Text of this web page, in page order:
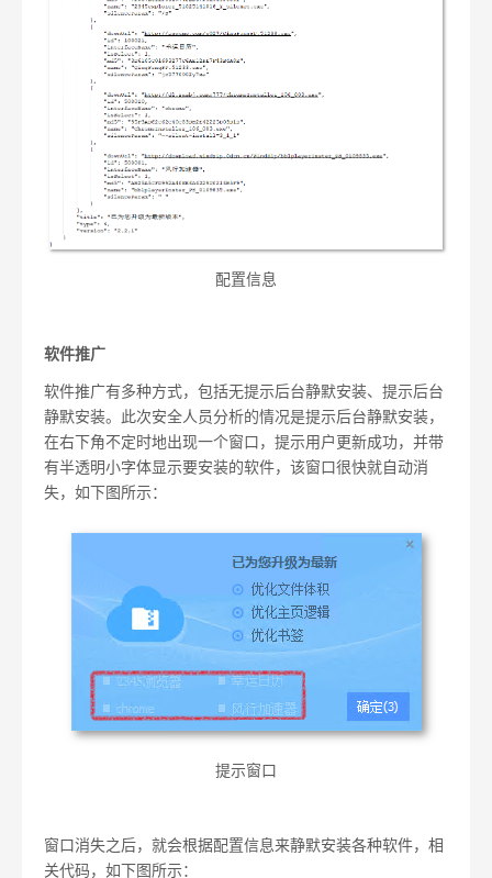
配置信息
软件推广
软件推广有多种方式，包括无提示后台静默安装、提示后台
静默安装。此次安全人员分析的情况是提示后台静默安装，
在右下角不定时地出现一个窗口，提示用户更新成功，并带
有半透明小字体显示要安装的软件，该窗口很快就自动消
失，如下图所示：
提示窗口
窗口消失之后，就会根据配置信息来静默安装各种软件，相
关代码，如下图所示：